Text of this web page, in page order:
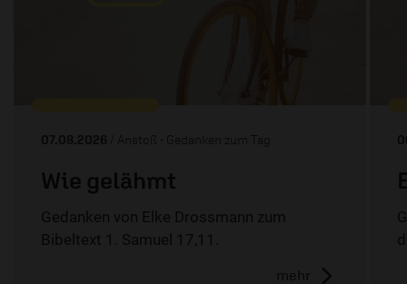
07.08.2026 / Anstoß - Gedanken zum Tag
Wie gelähmt
Gedanken von Elke Drossmann zum
Bibeltext 1. Samuel 17,11.
mehr